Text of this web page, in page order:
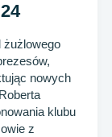
żużlowego
nowych
klubu
z